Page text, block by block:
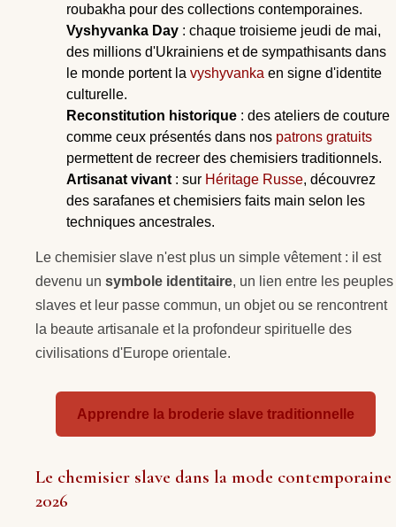
roubakha pour des collections contemporaines.
Vyshyvanka Day : chaque troisieme jeudi de mai,
des millions d'Ukrainiens et de sympathisants dans
le monde portent la vyshyvanka en signe d'identite
culturelle.
Reconstitution historique : des ateliers de couture
comme ceux présentés dans nos patrons gratuits
permettent de recreer des chemisiers traditionnels.
Artisanat vivant : sur Héritage Russe, découvrez
des sarafanes et chemisiers faits main selon les
techniques ancestrales.
Le chemisier slave n'est plus un simple vêtement : il est
devenu un symbole identitaire, un lien entre les peuples
slaves et leur passe commun, un objet ou se rencontrent
la beaute artisanale et la profondeur spirituelle des
civilisations d'Europe orientale.
Apprendre la broderie slave traditionnelle
Le chemisier slave dans la mode contemporaine
2026